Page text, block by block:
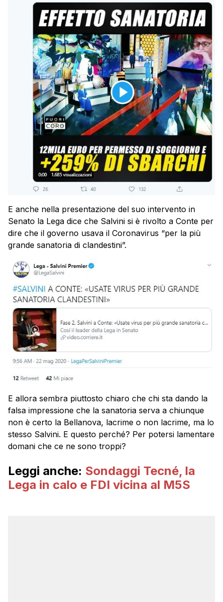
E anche nella presentazione del suo intervento in
Senato la Lega dice che Salvini si è rivolto a Conte per
dire che il governo usava il Coronavirus “per la più
grande sanatoria di clandestini”.
E allora sembra piuttosto chiaro che chi sta dando la
falsa impressione che la sanatoria serva a chiunque
non è certo la Bellanova, lacrime o non lacrime, ma lo
stesso Salvini. E questo perché? Per potersi lamentare
domani che ce ne sono troppi?
Leggi anche: Sondaggi Tecné, la
Lega in calo e FDI vicina al M5S